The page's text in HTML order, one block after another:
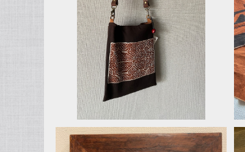
FPos16タブレットホルダーipad ポ
シェット83 泥染め刺繍の柔らかいシ
ョルダー 24x28cm ホック付き
¥12,000